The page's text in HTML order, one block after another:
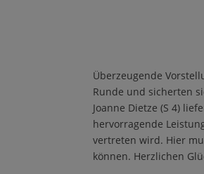
Überzeugende
Runde und sicherten
Joanne Dietze (S 4)
hervorragende
vertreten wird. Hier
können. Herzlichen